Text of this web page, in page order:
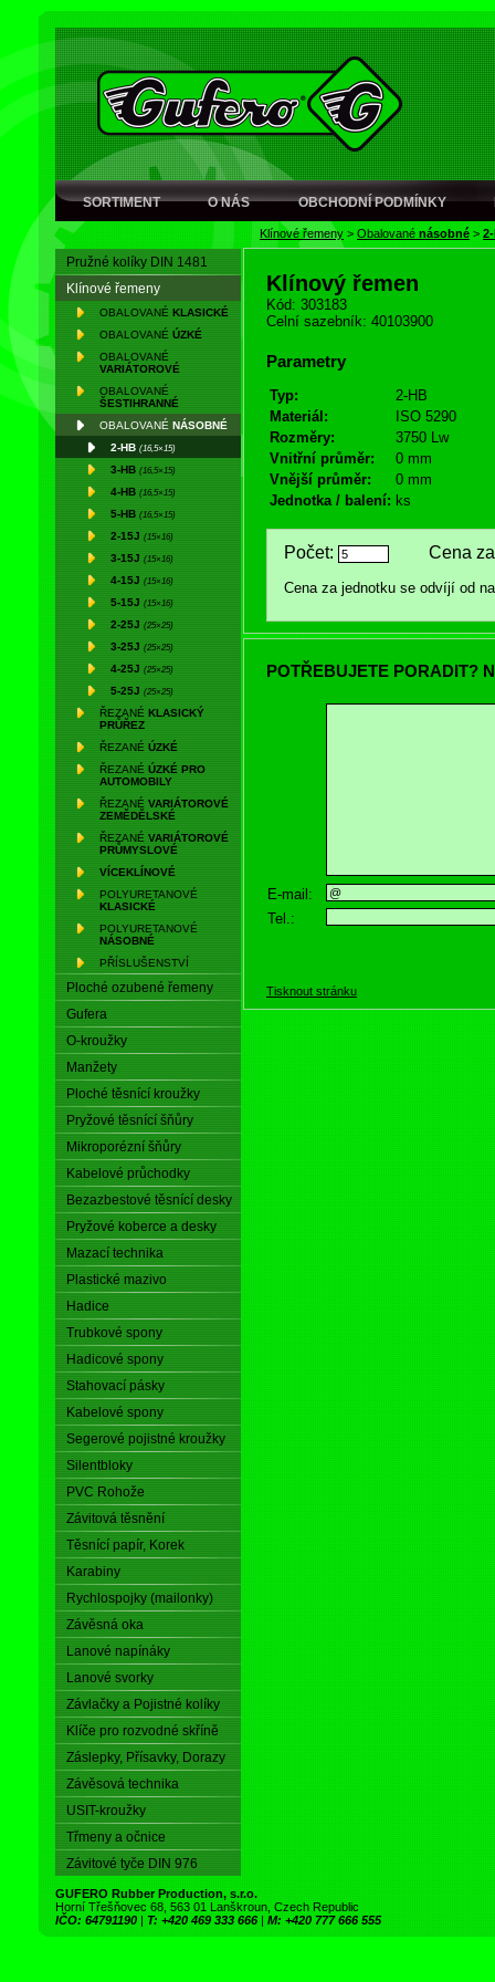
SORTIMENT O NÁS OBCHODNÍ PODMÍNKY
Klínové řemeny > Obalované násobné >
Pružné kolíky DIN 1481
Klínové řemeny
OBALOVANÉ KLASICKÉ
OBALOVANÉ ÚZKÉ
OBALOVANÉ
VARIÁTOROVÉ
OBALOVANÉ
ŠESTIHRANNÉ
OBALOVANÉ NÁSOBNÉ
2-HB (16,5×15)
3-HB (16,5×15)
4-HB (16,5×15)
5-HB (16,5×15)
2-15J (15×16)
3-15J (15×16)
4-15J (15×16)
5-15J (15×16)
2-25J (25×25)
3-25J (25×25)
4-25J (25×25)
5-25J (25×25)
ŘEZANÉ KLASICKÝ
PRŮŘEZ
ŘEZANÉ ÚZKÉ
ŘEZANÉ ÚZKÉ PRO
AUTOMOBILY
ŘEZANÉ VARIÁTOROVÉ
ZEMĚDĚLSKÉ
ŘEZANÉ VARIÁTOROVÉ
PRŮMYSLOVÉ
VÍCEKLÍNOVÉ
POLYURETANOVÉ
KLASICKÉ
POLYURETANOVÉ
NÁSOBNÉ
PŘÍSLUŠENSTVÍ
Ploché ozubené řemeny
Gufera
O-kroužky
Manžety
Ploché těsnící kroužky
Pryžové těsnící šňůry
Mikroporézní šňůry
Kabelové průchodky
Bezazbestové těsnící desky
Pryžové koberce a desky
Mazací technika
Plastické mazivo
Hadice
Trubkové spony
Hadicové spony
Stahovací pásky
Kabelové spony
Segerové pojistné kroužky
Silentbloky
PVC Rohože
Závitová těsnění
Těsnící papír, Korek
Karabiny
Rychlospojky (mailonky)
Závěsná oka
Lanové napínáky
Lanové svorky
Závlačky a Pojistné kolíky
Klíče pro rozvodné skříně
Záslepky, Přísavky, Dorazy
Závěsová technika
USIT-kroužky
Třmeny a očnice
Závitové tyče DIN 976
Klínový řemen
Kód: 303183
Celní sazebník: 40103900
Parametry
Typ:
2-HB
Materiál:
ISO 5290
Rozměry:
3750 Lw
Vnitřní průměr:
0 mm
Vnější průměr:
0 mm
Jednotka / balení: ks
Počet: Cena za
Cena za jednotku se odvíjí od
POTŘEBUJETE PORADIT?
E-mail:
Tel.:
Tisknout stránku
GUFERO Rubber Production, s.r.o.
Horní Třešňovec 68, 563 01 Lanškroun, Czech Republic
IČO: 64791190 | T: +420 469 333 666 | M: +420 777 666 555